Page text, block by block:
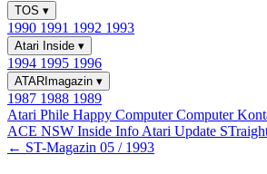
TOS ▾
1990 1991 1992 1993
Atari Inside ▾
1994 1995 1996
ATARImagazin ▾
1987 1988 1989
Atari Phile Happy ComputerComputer
ACE NSW Inside Info Atari Update
← ST-Magazin 05 / 1993